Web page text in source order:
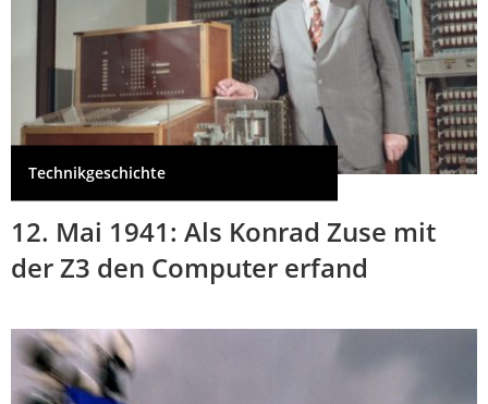
Technikgeschichte
12. Mai 1941: Als Konrad Zuse mit
der Z3 den Computer erfand